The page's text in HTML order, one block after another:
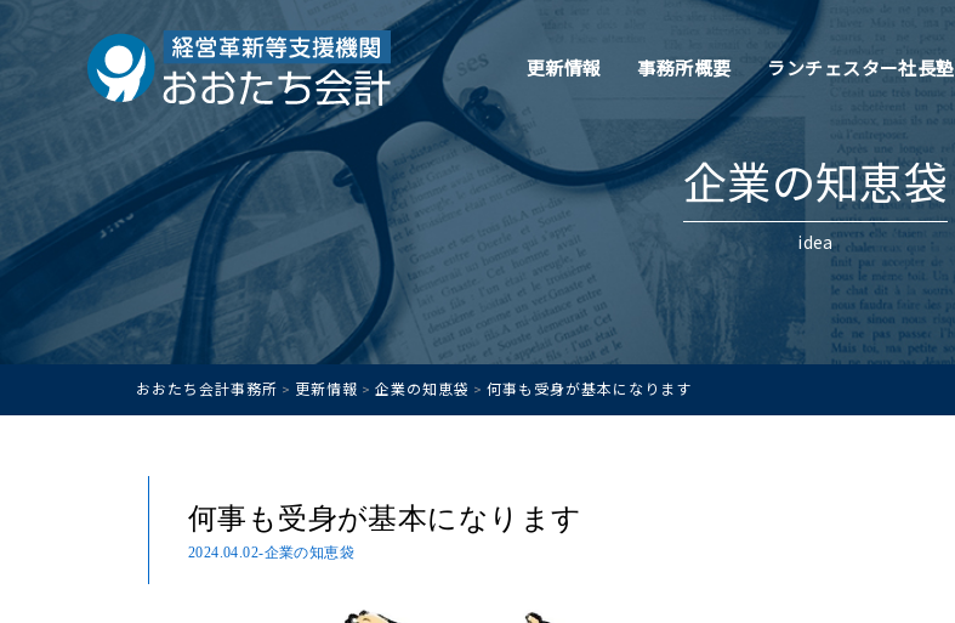
更新情報 事務所概要 ランチェスター社長塾
企業の知恵袋
idea
おおたち会計事務所 > 更新情報 > 企業の知恵袋 > 何事も受身が基本になります
何事も受身が基本になります
2024.04.02-企業の知恵袋